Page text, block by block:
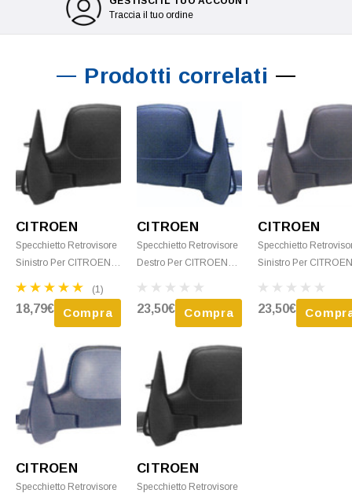
Traccia il tuo ordine
Prodotti correlati
CITROEN
Specchietto Retrovisore
Sinistro Per CITROEN
2008 Meccanico Nero
Nuovo
(1)
18,79€ Compra
CITROEN
Specchietto Retrovisore
Destro Per CITROEN
2008 Meccanico
Termico Nero Nuovo
23,50€ Compra
CITROEN
Specchietto
Sinistro Per
2002 Meccanico
Termico Nero Nuovo
23,50€
CITROEN
Specchietto Retrovisore
CITROEN
Specchietto Retrovisore